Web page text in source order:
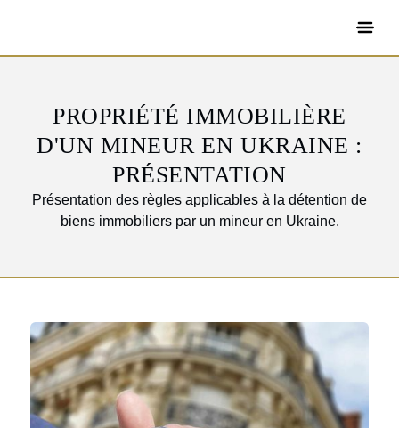
PROPRIÉTÉ IMMOBILIÈRE
D'UN MINEUR EN UKRAINE :
PRÉSENTATION
Présentation des règles applicables à la détention de
biens immobiliers par un mineur en Ukraine.